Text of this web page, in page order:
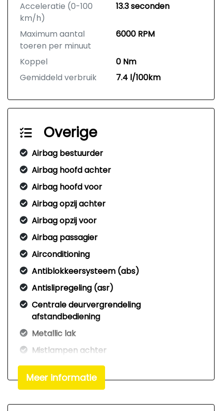
Acceleratie (0-100
km/h)
13.3 seconden
Maximum aantal
toeren per minuut
6000 RPM
Koppel
0 Nm
Gemiddeld verbruik
7.4 l/100km
Overige
Airbag bestuurder
Airbag hoofd achter
Airbag hoofd voor
Airbag opzij achter
Airbag opzij voor
Airbag passagier
Airconditioning
Antiblokkeersysteem (abs)
Antislipregeling (asr)
Centrale deurvergrendeling
afstandbediening
Metallic lak
Mistlampen achter
Stabiliteitsregeling (esp)
Startonderbreking
Meer informatie